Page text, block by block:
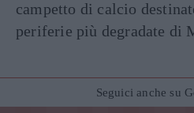
campetto di calcio
periferie più degradate di
Seguici anche su